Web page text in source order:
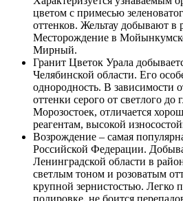
цветом с примесью
оттенков. Жельтау добывают в
Месторождение в
Мирный.
Гранит Цветок Урала
Челябинской области. Его
однородность. В зависимости
оттенки серого от светлого до
Морозостоек, отличается
реагентам, высокой
Возрождение – самая
Российской Федерации.
Ленинградской области в
светлым тоном и розоватым
крупной зернистостью. Легко
полировке, не боится